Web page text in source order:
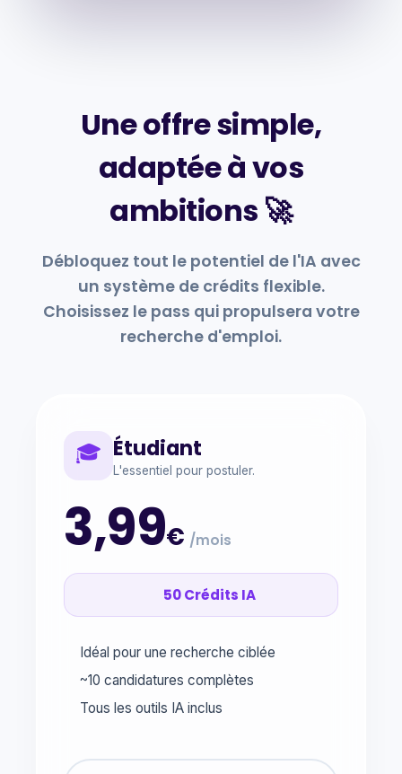
Une offre simple,
adaptée à vos
ambitions 🚀
Débloquez tout le potentiel de l'IA avec
un système de crédits flexible.
Choisissez le pass qui propulsera votre
recherche d'emploi.
🎓 Étudiant
L'essentiel pour postuler.
3,99€ /mois
50 Crédits IA
Idéal pour une recherche ciblée
~10 candidatures complètes
Tous les outils IA inclus